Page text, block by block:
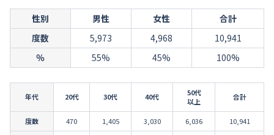
性別 男性 女性
合計
度数
5,973 4,968
10,941
％
55% 45% 100%
年代 20代 30代 40代
50代
以上
合計
度数 470 1,405 3,030 6,036
10,941